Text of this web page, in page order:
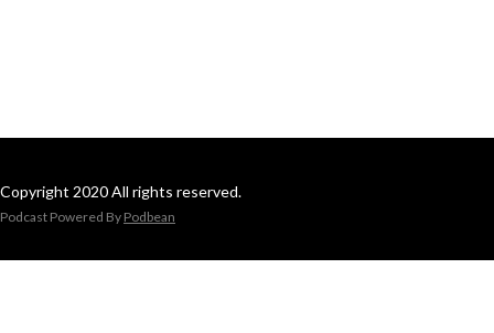
Copyright 2020 All rights reserved.
Podcast Powered By Podbean